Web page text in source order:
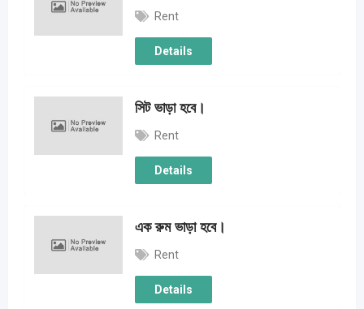
Rent
Details
সিট ভাড়া হবে।
Rent
Details
এক রুম ভাড়া হবে।
Rent
Details